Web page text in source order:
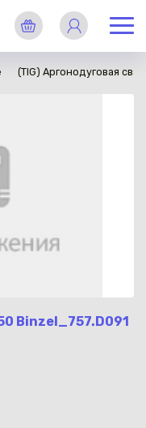
(TIG) Аргонодуговая
Binzel_757.D091